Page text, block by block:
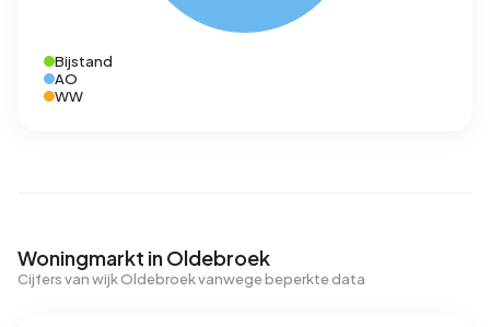
Bijstand
AO
WW
Woningmarkt in Oldebroek
Cijfers van wijk Oldebroek vanwege beperkte data